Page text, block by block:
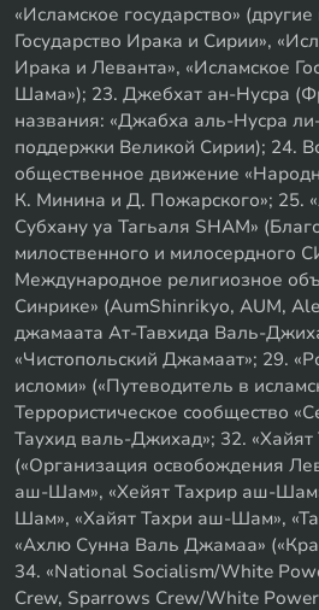
«Исламское государство»
Государство Ирака и Сирии»,
Ирака и Леванта», «Исламское
Шама»); 23. Джебхат ан-Нусра
названия: «Джабха аль-Нусра
поддержки Великой Сирии); 24.
общественное движение
К. Минина и Д. Пожарского»; 25.
Субхану уа Тагьаля SHAM»
милоственного и милосердного
Международное религиозное
Синрике» (AumShinrikyo, AUM,
джамаата Ат-Тавхида Валь-
«Чистопольский Джамаат»; 29.
исломи» («Путеводитель в
Террористическое сообщество
Таухид валь-Джихад»; 32.
(«Организация освобождения
аш-Шам», «Хейят Тахрир аш-
Шам», «Хайят Тахри аш-Шам»,
«Ахлю Сунна Валь Джамаа»
34. «National Socialism/White
Crew, Sparrows Crew/White